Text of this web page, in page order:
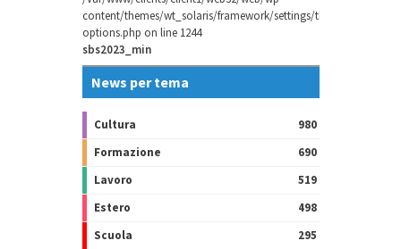
content/themes/wt_solaris/framework/settings/theme-
options.php on line 1244
sbs2023_min
News per tema
Cultura
980
Formazione
690
Lavoro
519
Estero
498
Scuola
295